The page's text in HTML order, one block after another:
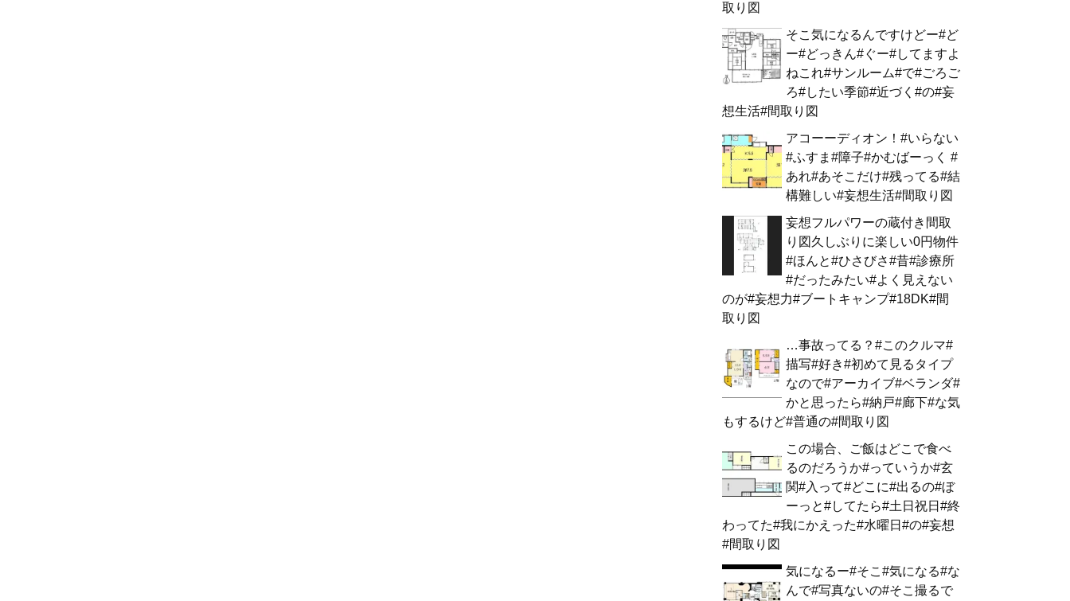
取り図
そこ気になるんですけどー#ど
ー#どっきん#ぐー#してますよ
ねこれ#サンルーム#で#ごろご
ろ#したい季節#近づく#の#妄
想生活#間取り図
アコーーディオン！#いらない
#ふすま#障子#かむばーっく #
あれ#あそこだけ#残ってる#結
構難しい#妄想生活#間取り図
妄想フルパワーの蔵付き間取
り図久しぶりに楽しい0円物件
#ほんと#ひさびさ#昔#診療所
#だったみたい#よく見えない
のが#妄想力#ブートキャンプ#18DK#間
取り図
…事故ってる？#このクルマ#
描写#好き#初めて見るタイプ
なので#アーカイブ#ベランダ#
かと思ったら#納戸#廊下#な気
もするけど#普通の#間取り図
この場合、ご飯はどこで食べ
るのだろうか#っていうか#玄
関#入って#どこに#出るの#ぼ
ーっと#してたら#土日祝日#終
わってた#我にかえった#水曜日#の#妄想
#間取り図
気になるー#そこ#気になる#な
んで#写真ないの#そこ撮るで